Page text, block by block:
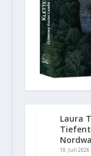
Laura
10. Juli 2026